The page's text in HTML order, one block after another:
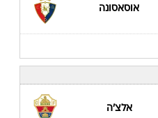
אוסאסונה
אלצ'ה